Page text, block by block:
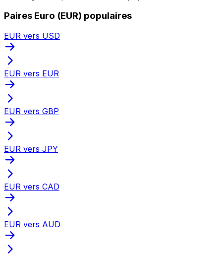
Paires Euro (EUR) populaires
EUR vers USD
EUR vers EUR
EUR vers GBP
EUR vers JPY
EUR vers CAD
EUR vers AUD